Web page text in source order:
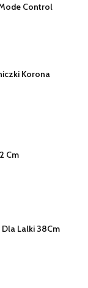
Control
Korona
Cm
Lalki 38Cm